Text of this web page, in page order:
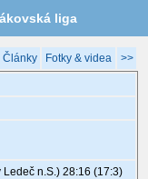
liga
18.2. 17:10
Články Fotky & videa >>
n.S.) 28:16 (17:3)